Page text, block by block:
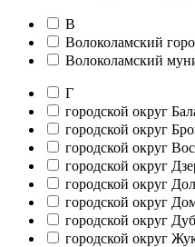
В
Волоколамский
Волоколамский
Г
городской округ
городской округ
городской округ
городской округ
городской округ
городской округ
городской округ
городской округ